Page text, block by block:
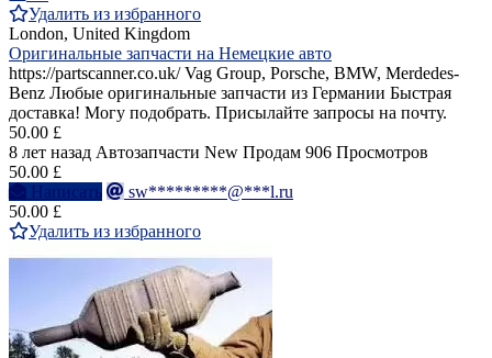
Удалить из избранного
London, United Kingdom
Оригинальные запчасти на Немецкие авто
https://partscanner.co.uk/ Vag Group, Porsche, BMW, Merdedes-
Benz Любые оригинальные запчасти из Германии Быстрая
доставка! Могу подобрать. Присылайте запросы на почту.
50.00 £
8 лет назад Автозапчасти New Продам 906 Просмотров
50.00 £
Написать
sw*********@***l.ru
50.00 £
Удалить из избранного